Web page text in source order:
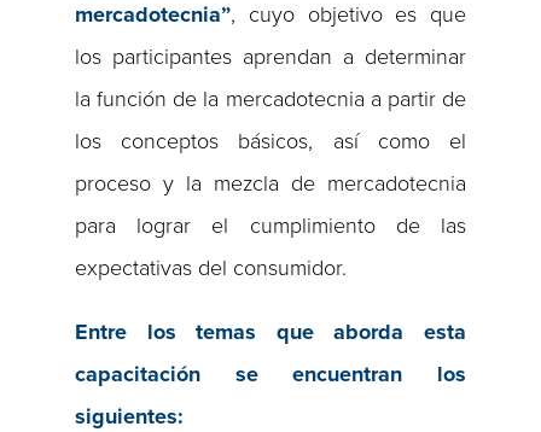
mercadotecnia”, cuyo objetivo es que
los participantes aprendan a determinar
la función de la mercadotecnia a partir de
los conceptos básicos, así como el
proceso y la mezcla de mercadotecnia
para lograr el cumplimiento de las
expectativas del consumidor.
Entre los temas que aborda esta
capacitación se encuentran los
siguientes: